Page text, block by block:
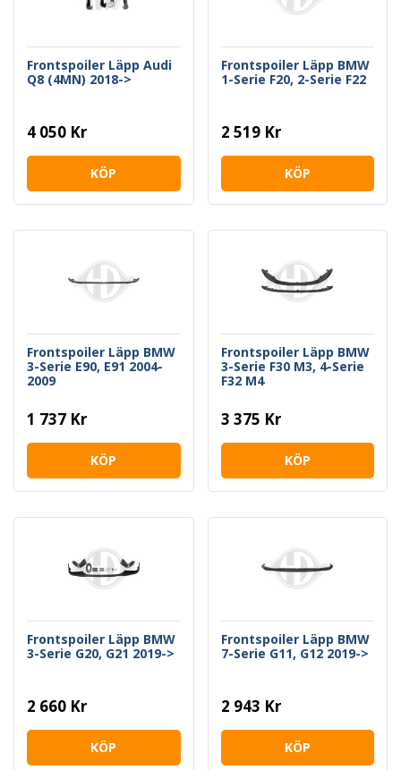
Frontspoiler Läpp Audi
Q8 (4MN) 2018->
4 050 Kr
KÖP
Frontspoiler Läpp BMW
1-Serie F20, 2-Serie F22
2 519 Kr
KÖP
Frontspoiler Läpp BMW
3-Serie E90, E91 2004-
2009
1 737 Kr
KÖP
Frontspoiler Läpp BMW
3-Serie F30 M3, 4-Serie
F32 M4
3 375 Kr
KÖP
Frontspoiler Läpp BMW
3-Serie G20, G21 2019->
2 660 Kr
KÖP
Frontspoiler Läpp BMW
7-Serie G11, G12 2019->
2 943 Kr
KÖP